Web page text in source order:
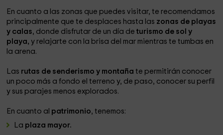
En cuanto a las zonas que puedes visitar, te recomendamos
principalmente que te desplaces hasta las zonas de playas
y calas, donde disfrutar de un día de turismo de sol y
playa, y relajarte con la brisa del mar mientras te tumbas en
la arena.
Las rutas de senderismo y montañate permitirán conocer
un poco más a fondo el terreno y, de paso, conocer su perfil
y sus parajes menos explorados.
En cuanto al patrimonio, tenemos:
La plaza mayor.